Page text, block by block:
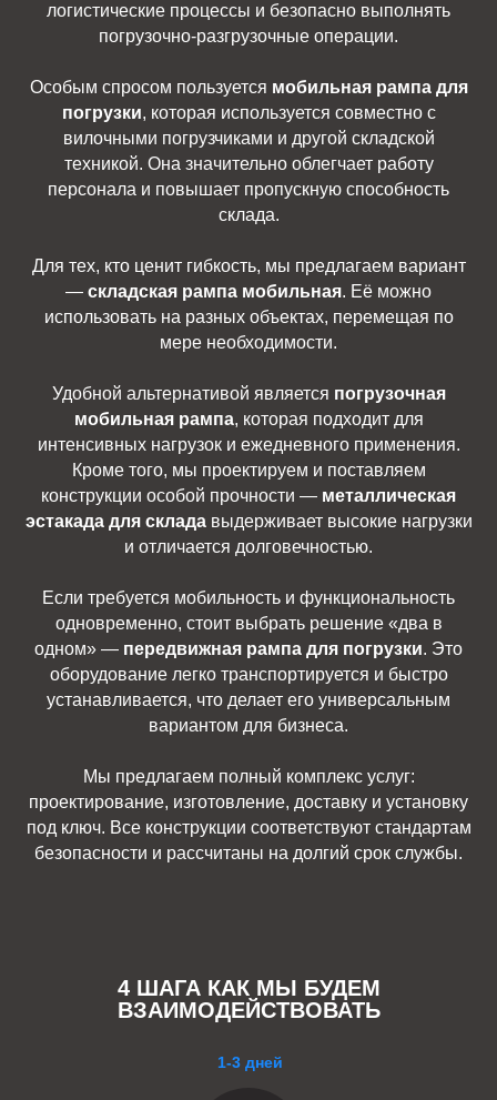
логистические процессы и безопасно выполнять
погрузочно-разгрузочные операции.
Особым спросом пользуется мобильная рампа для
погрузки, которая используется совместно с
вилочными погрузчиками и другой складской
техникой. Она значительно облегчает работу
персонала и повышает пропускную способность
склада.
Для тех, кто ценит гибкость, мы предлагаем вариант
— складская рампа мобильная. Её можно
использовать на разных объектах, перемещая по
мере необходимости.
Удобной альтернативой является погрузочная
мобильная рампа, которая подходит для
интенсивных нагрузок и ежедневного применения.
Кроме того, мы проектируем и поставляем
конструкции особой прочности — металлическая
эстакада для складавыдерживает высокие нагрузки
и отличается долговечностью.
Если требуется мобильность и функциональность
одновременно, стоит выбрать решение «два в
одном» — передвижная рампа для погрузки. Это
оборудование легко транспортируется и быстро
устанавливается, что делает его универсальным
вариантом для бизнеса.
Мы предлагаем полный комплекс услуг:
проектирование, изготовление, доставку и установку
под ключ. Все конструкции соответствуют стандартам
безопасности и рассчитаны на долгий срок службы.
4 ШАГА КАК МЫ БУДЕМ
ВЗАИМОДЕЙСТВОВАТЬ
1-3 дней